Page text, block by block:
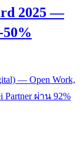
2025 —
50%
— Open Work,
Partner ผ่าน 92%